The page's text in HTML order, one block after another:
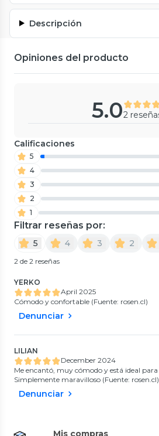
Descripción
Opiniones del producto
5.02
Calificaciones
5
4
3
2
1
Filtrar reseñas por:
5 4 3 2
2 de 2 reseñas
YERKO
April 2025
Cómodo y confortable (Fuente: rosen.cl)
Denunciar
LILIAN
December 2024
Me encantó, muy cómodo y está ideal para
Simplemente maravilloso (Fuente: rosen.cl)
Denunciar
Mis compras